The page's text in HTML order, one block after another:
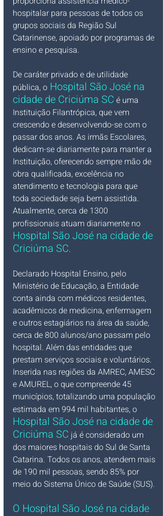
hospitalar para pessoas de todos os
grupos sociais da Região Sul
Catarinense, apoiado por programas de
ensino e pesquisa.
De caráter privado e de utilidade
pública, o Hospital São José na
cidade de Criciúma SC é uma
Instituição Filantrópica, que vem
crescendo e desenvolvendo-se com o
passar dos anos. As irmãs Escolares,
dedicam-se diariamente para manter a
Instituição, oferecendo sempre mão de
obra qualificada, excelência no
atendimento e tecnologia para que
toda sociedade seja bem assistida.
Atualmente, cerca de 1300
profissionais atuam diariamente no
Hospital São José na cidade de
Criciúma SC.
Declarado Hospital Ensino, pelo
Ministério de Educação, a Entidade
conta ainda com médicos residentes,
acadêmicos de medicina, enfermagem
e outros estagiários na área da saúde,
cerca de 800 alunos/ano passam pelo
hospital. Além das entidades que
prestam serviços sociais e voluntários.
Inserida nas regiões da AMREC, AMESC
e AMUREL, o que compreende 45
municípios, totalizando uma população
estimada em 994 mil habitantes, o
Hospital São José na cidade de
Criciúma SC já é considerado um
dos maiores hospitais do Sul de Santa
Catarina. Todos os anos, atendem mais
de 190 mil pessoas, sendo 85% por
meio do Sistema Único de Saúde (SUS).
O Hospital São José na cidade